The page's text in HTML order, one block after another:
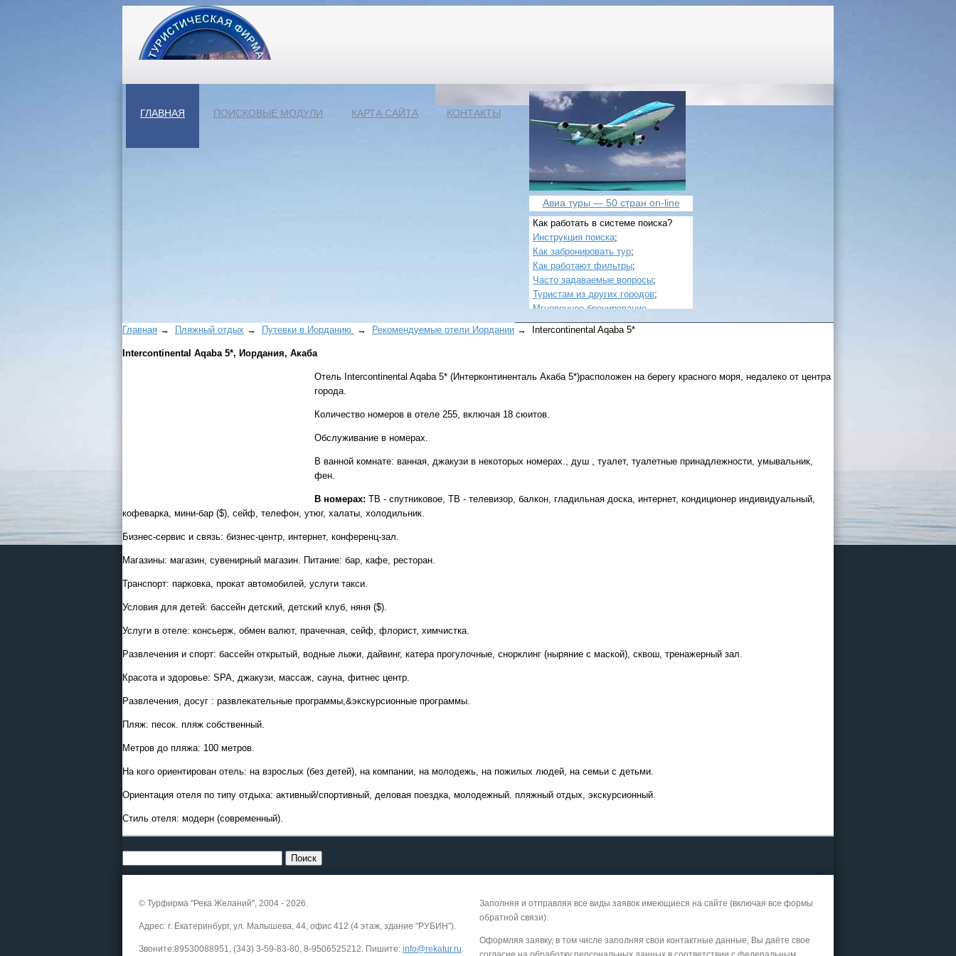
ГЛАВНАЯ ПОИСКОВЫЕ МОДУЛИ КАРТА САЙТА КОНТАКТЫ
Авиа туры — 50 стран on-line
Как работать в системе поиска?
Инструкция поиска;
Как забронировать тур;
Как работают фильтры;
Часто задаваемые вопросы;
Туристам из других городов;
Мгновенное бронирование.
Самые популярные:
Экскурсионные программы
Россиия - все экскурсии в
онлайн модуле
Главная → Пляжный отдых → Путевки в Иорданию → Рекомендуемые отели Иордании → Intercontinental Aqaba 5*
Intercontinental Aqaba 5*, Иордания, Акаба
Отель Intercontinental Aqaba 5* (Интерконтиненталь Акаба 5*)расположен на берегу красного моря, недалеко от центра
города.
Количество номеров в отеле 255, включая 18 сюитов.
Обслуживание в номерах.
В ванной комнате: ванная, джакузи в некоторых номерах., душ , туалет, туалетные принадлежности, умывальник,
фен.
В номерах: ТВ - спутниковое, ТВ - телевизор, балкон, гладильная доска, интернет, кондиционер индивидуальный,
кофеварка, мини-бар ($), сейф, телефон, утюг, халаты, холодильник.
Бизнес-сервис и связь: бизнес-центр, интернет, конференц-зал.
Магазины: магазин, сувенирный магазин. Питание: бар, кафе, ресторан.
Транспорт: парковка, прокат автомобилей, услуги такси.
Условия для детей: бассейн детский, детский клуб, няня ($).
Услуги в отеле: консьерж, обмен валют, прачечная, сейф, флорист, химчистка.
Развлечения и спорт: бассейн открытый, водные лыжи, дайвинг, катера прогулочные, снорклинг (ныряние с маской), сквош, тренажерный зал.
Красота и здоровье: SPA, джакузи, массаж, сауна, фитнес центр.
Развлечения, досуг : развлекательные программы,&экскурсионные программы.
Пляж: песок. пляж собственный.
Метров до пляжа: 100 метров.
На кого ориентирован отель: на взрослых (без детей), на компании, на молодежь, на пожилых людей, на семьи с детьми.
Ориентация отеля по типу отдыха: активный/спортивный, деловая поездка, молодежный. пляжный отдых, экскурсионный.
Стиль отеля: модерн (современный).
© Турфирма "Река Желаний", 2004 - 2026.
Адрес: г. Екатеринбург, ул. Малышева, 44, офис 412 (4 этаж, здание "РУБИН").
Звоните:89530088951, (343) 3-59-83-80, 8-9506525212. Пишите: info@rekatur.ru.
Заполняя и отправляя все виды заявок имеющиеся на сайте (включая все формы
обратной связи):
Оформляя заявку, в том числе заполняя свои контактные данные, Вы даёте свое